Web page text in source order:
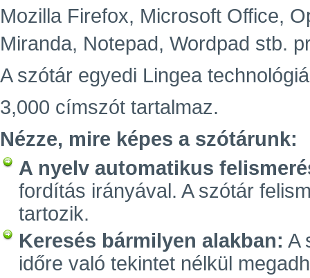
Mozilla Firefox, Microsoft Office,
Miranda, Notepad, Wordpad stb.
A szótár egyedi Lingea
3,000 címszót tartalmaz.
Nézze, mire képes a szótárunk:
A nyelv automatikus
fordítás irányával. A szótár
tartozik.
Keresés bármilyen alakban: A
időre való tekintet nélkül